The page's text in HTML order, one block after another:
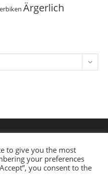
Ärgerlich
to give you the most
your preferences
you consent to the